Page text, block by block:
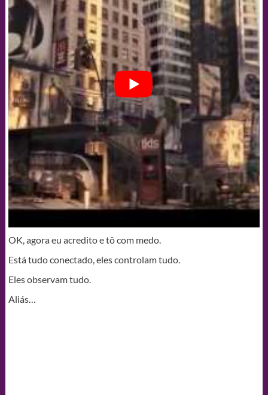
OK, agora eu acredito e tô com medo.
Está tudo conectado, eles controlam tudo.
Eles observam tudo.
Aliás…